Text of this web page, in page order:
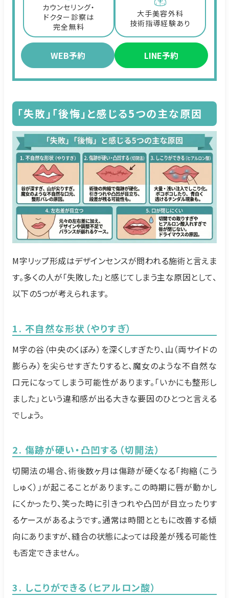
カウンセリング・
ドクター診察は
完全無料
大手美容外科
技術指導経験あり
WEB予約 LINE予約
「失敗」「後悔」と感じる5つの主な原因
M字リップ形成はデザインセンスが問われる施術と言えま
す。多くの人が「失敗した」と感じてしまう主な原因として、
以下の5つが考えられます。
1. 不自然な形状（やりすぎ）
M字の谷（中央のくぼみ）を深くしすぎたり、山（両サイドの
膨らみ）を尖らせすぎたりすると、魔女のような不自然な
口元になってしまう可能性があります。「いかにも整形し
ました」という違和感が出る大きな要因のひとつと言える
でしょう。
2. 傷跡が硬い・凸凹する（切開法）
切開法の場合、術後数ヶ月は傷跡が硬くなる「拘縮（こう
しゅく）」が起こることがあります。この時期に唇が動かし
にくかったり、笑った時に引きつれや凸凹が目立ったりす
るケースがあるようです。通常は時間とともに改善する傾
向にありますが、縫合の状態によっては段差が残る可能性
も否定できません。
3. しこりができる（ヒアルロン酸）